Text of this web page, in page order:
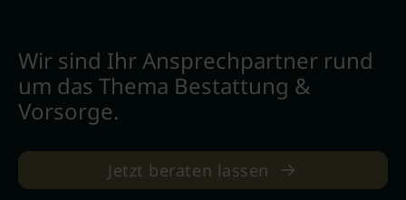
Wir sind Ihr Ansprechpartner rund
um das Thema Bestattung &
Vorsorge.
Jetzt beraten lassen